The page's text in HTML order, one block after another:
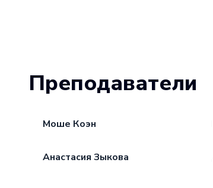
Преподаватели
Моше Коэн
Анастасия Зыкова